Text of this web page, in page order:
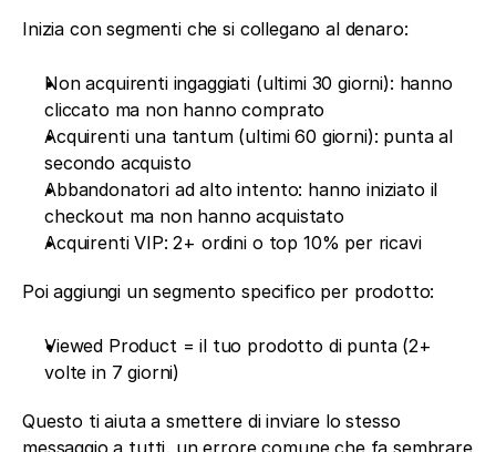
Inizia con segmenti che si collegano al denaro:
Non acquirenti ingaggiati (ultimi 30 giorni): hanno
cliccato ma non hanno comprato
Acquirenti una tantum (ultimi 60 giorni): punta al
secondo acquisto
Abbandonatori ad alto intento: hanno iniziato il
checkout ma non hanno acquistato
Acquirenti VIP: 2+ ordini o top 10% per ricavi
Poi aggiungi un segmento specifico per prodotto:
Viewed Product = il tuo prodotto di punta (2+
volte in 7 giorni)
Questo ti aiuta a smettere di inviare lo stesso